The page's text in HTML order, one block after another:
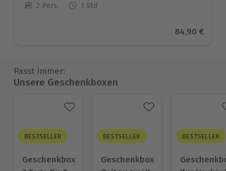
Anzahl der Teilnehmer
2 Pers. 1 Std
Aktueller
84,90 €
Passt immer:
Unsere Geschenkboxen
BESTSELLER
Geschenkbox
BESTSELLER
Geschenkbox
BESTSELLER